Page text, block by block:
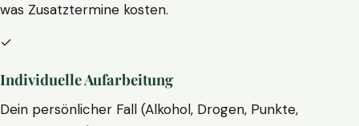
was Zusatztermine kosten.
✓
Individuelle Aufarbeitung
Dein persönlicher Fall (Alkohol, Drogen, Punkte,